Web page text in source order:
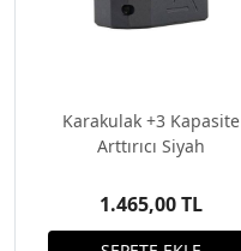
Karakulak +3 Kapasite
Arttırıcı Siyah
1.465,00 TL